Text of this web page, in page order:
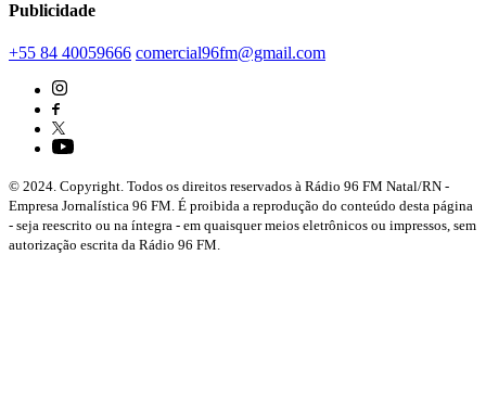
Publicidade
+55 84 40059666 comercial96fm@gmail.com
© 2024. Copyright. Todos os direitos reservados à Rádio 96 FM Natal/RN -
Empresa Jornalística 96 FM. É proibida a reprodução do conteúdo desta página
- seja reescrito ou na íntegra - em quaisquer meios eletrônicos ou impressos, sem
autorização escrita da Rádio 96 FM.